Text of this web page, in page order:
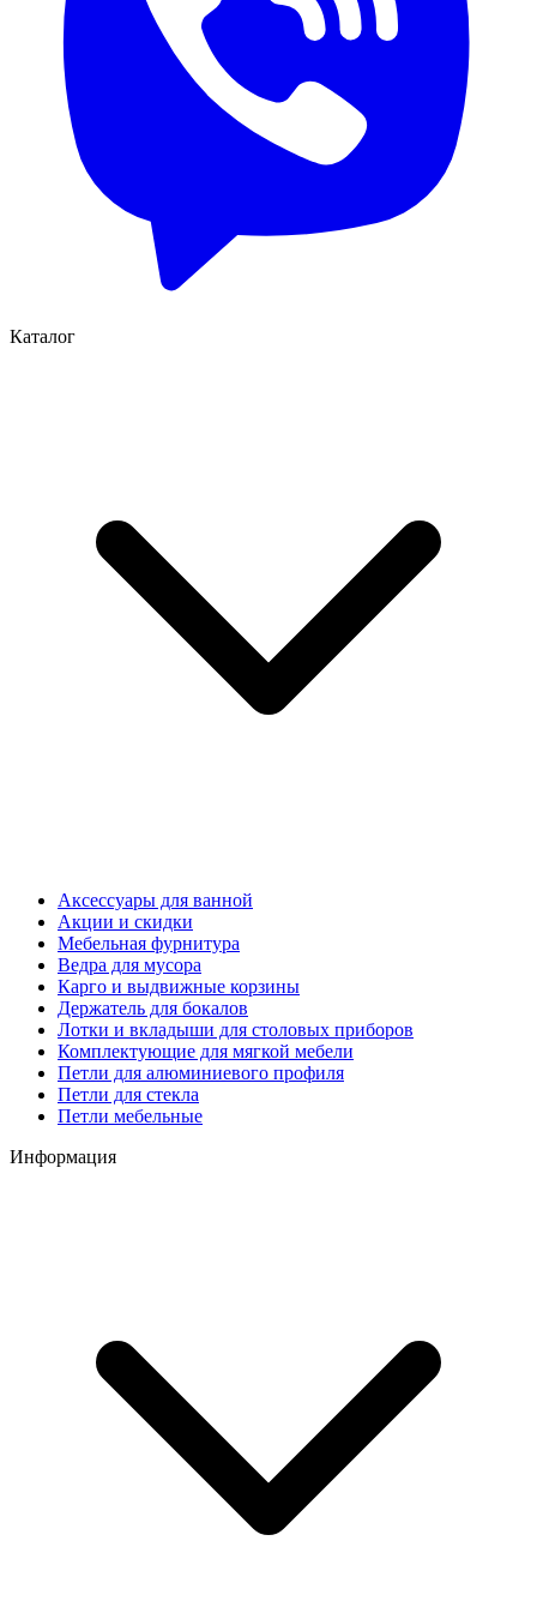
Каталог
Аксессуары для ванной
Акции и скидки
Мебельная фурнитура
Ведра для мусора
Карго и выдвижные корзины
Держатель для бокалов
Лотки и вкладыши для столовых приборов
Комплектующие для мягкой мебели
Петли для алюминиевого профиля
Петли для стекла
Петли мебельные
Информация